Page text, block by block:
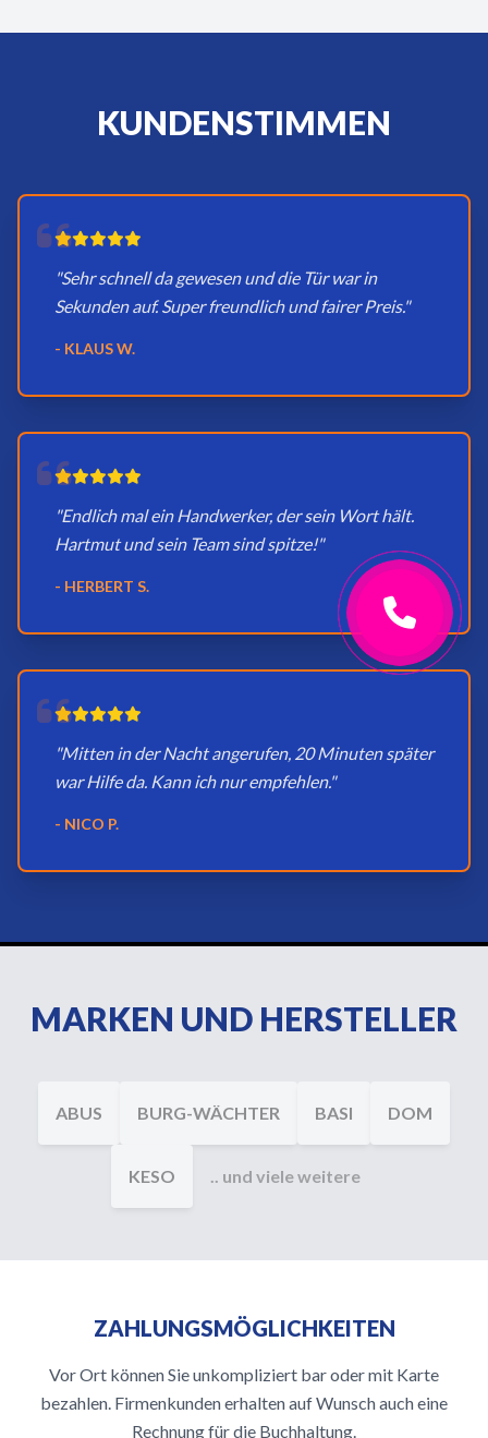
KUNDENSTIMMEN
"Sehr schnell da gewesen und die Tür war in
Sekunden auf. Super freundlich und fairer Preis."
- KLAUS W.
"Endlich mal ein Handwerker, der sein Wort hält.
Hartmut und sein Team sind spitze!"
- HERBERT S.
"Mitten in der Nacht angerufen, 20 Minuten später
war Hilfe da. Kann ich nur empfehlen."
- NICO P.
MARKEN UND HERSTELLER
ABUS BURG-WÄCHTER BASI DOM
KESO .. und viele weitere
ZAHLUNGSMÖGLICHKEITEN
Vor Ort können Sie unkompliziert bar oder mit Karte
bezahlen. Firmenkunden erhalten auf Wunsch auch eine
Rechnung für die Buchhaltung.